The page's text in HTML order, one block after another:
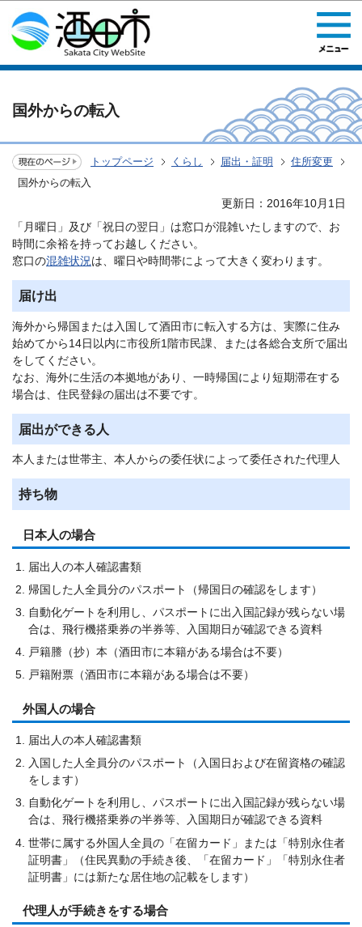
このページの本文へ移動
国外からの転入
トップページ くらし 届出・証明
住所変更
国外からの転入
更新日：2016年10月1日
「月曜日」及び「祝日の翌日」は窓口が混雑いたしますので、お
時間に余裕を持ってお越しください。
窓口の混雑状況は、曜日や時間帯によって大きく変わります。
届け出
海外から帰国または入国して酒田市に転入する方は、実際に住み
始めてから14日以内に市役所1階市民課、または各総合支所で届出
をしてください。
なお、海外に生活の本拠地があり、一時帰国により短期滞在する
場合は、住民登録の届出は不要です。
届出ができる人
本人または世帯主、本人からの委任状によって委任された代理人
持ち物
日本人の場合
届出人の本人確認書類
帰国した人全員分のパスポート（帰国日の確認をします）
自動化ゲートを利用し、パスポートに出入国記録が残らない場
合は、飛行機搭乗券の半券等、入国期日が確認できる資料
戸籍謄（抄）本（酒田市に本籍がある場合は不要）
戸籍附票（酒田市に本籍がある場合は不要）
外国人の場合
届出人の本人確認書類
入国した人全員分のパスポート（入国日および在留資格の確認
をします）
自動化ゲートを利用し、パスポートに出入国記録が残らない場
合は、飛行機搭乗券の半券等、入国期日が確認できる資料
世帯に属する外国人全員の「在留カード」または「特別永住者
証明書」（住民異動の手続き後、「在留カード」「特別永住者
証明書」には新たな居住地の記載をします）
代理人が手続きをする場合